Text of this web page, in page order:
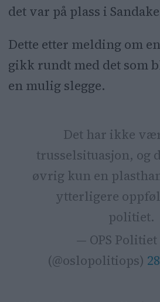
det var på plass i
Dette etter melding om
gikk rundt med det som
en mulig slegge.
Det har ikke
trusselsituasjon, og
øvrig kun en
ytterligere
politiet.
— OPS Politiet
(@oslopolitiops)